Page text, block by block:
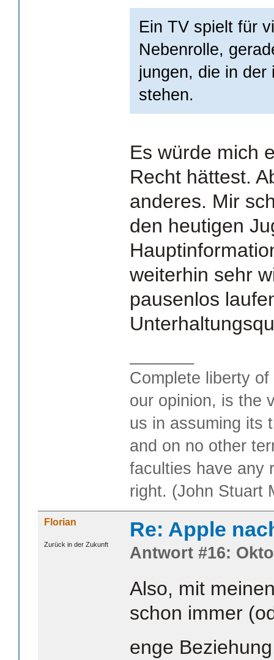
Ein TV spielt für
Nebenrolle,
jungen, die in der
stehen.
Es würde mich
Recht hättest.
anderes. Mir
den heutigen
weiterhin sehr
pausenlos
Complete liberty
our opinion, is the
us in assuming its
and on no other
faculties have any
right. (John Stuart
Florian
Zurück in der Zukunft
Re: Apple
Antwort #16:
Also, mit
schon immer
enge